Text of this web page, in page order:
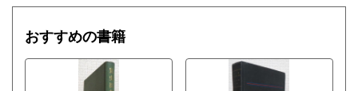
おすすめの書籍